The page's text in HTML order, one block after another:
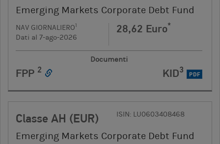
Emerging Markets Corporate Debt Fund
NAV GIORNALIERO1
Dati al 7-ago-2026
28,62 Euro*
Documenti
FPP 2 KID3 PDF
Classe AH (EUR) ISIN: LU0603408468
Emerging Markets Corporate Debt Fund